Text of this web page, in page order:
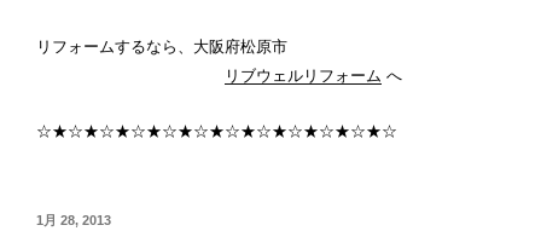
リフォームするなら、大阪府松原市
リブウェルリフォーム へ
☆★☆★☆★☆★☆★☆★☆★☆★☆★☆★☆★☆
投
1月 28, 2013